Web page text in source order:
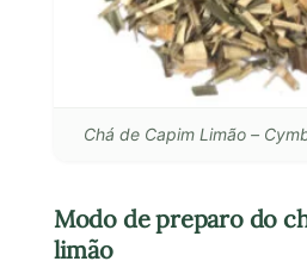
Chá de Capim Limão –
Modo de preparo do
limão